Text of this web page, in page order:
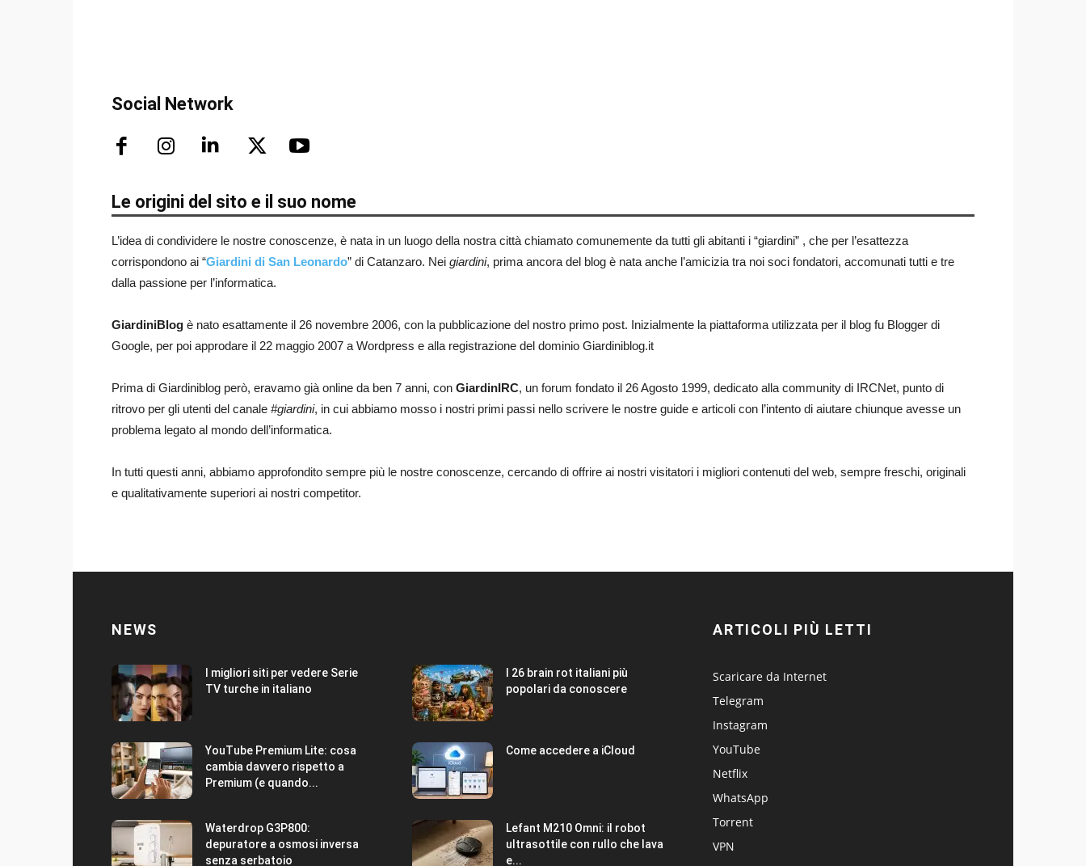
Social Network
Le origini del sito e il suo nome
L’idea di condividere le nostre conoscenze, è nata in un luogo della nostra città chiamato comunemente da tutti gli abitanti i “giardini” , che per l’esattezza
corrispondono ai “Giardini di San Leonardo” di Catanzaro. Nei giardini, prima ancora del blog è nata anche l’amicizia tra noi soci fondatori, accomunati tutti e tre
dalla passione per l’informatica.
GiardiniBlog è nato esattamente il 26 novembre 2006, con la pubblicazione del nostro primo post. Inizialmente la piattaforma utilizzata per il blog fu Blogger di
Google, per poi approdare il 22 maggio 2007 a Wordpress e alla registrazione del dominio Giardiniblog.it
Prima di Giardiniblog però, eravamo già online da ben 7 anni, con GiardinIRC, un forum fondato il 26 Agosto 1999, dedicato alla community di IRCNet, punto di
ritrovo per gli utenti del canale #giardini, in cui abbiamo mosso i nostri primi passi nello scrivere le nostre guide e articoli con l’intento di aiutare chiunque avesse un
problema legato al mondo dell’informatica.
In tutti questi anni, abbiamo approfondito sempre più le nostre conoscenze, cercando di offrire ai nostri visitatori i migliori contenuti del web, sempre freschi, originali
e qualitativamente superiori ai nostri competitor.
NEWS
I migliori siti per vedere Serie
TV turche in italiano
I 26 brain rot italiani più
popolari da conoscere
YouTube Premium Lite: cosa
cambia davvero rispetto a
Premium (e quando...
Come accedere a iCloud
Waterdrop G3P800:
depuratore a osmosi inversa
senza serbatoio
Lefant M210 Omni: il robot
ultrasottile con rullo che lava
e...
ARTICOLI PIÙ LETTI
Scaricare da Internet
Telegram
Instagram
YouTube
Netflix
WhatsApp
Torrent
VPN